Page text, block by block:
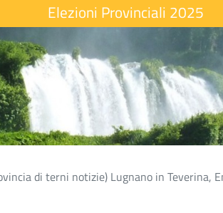
Elezioni Provinciali 2025
di terni notizie) Lugnano in Teverina,